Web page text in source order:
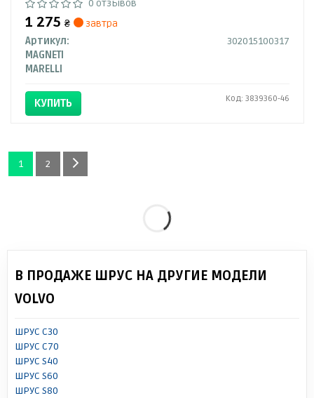
0 отзывов
1 275 ₴
завтра
Артикул:
302015100317
MAGNETI
MARELLI
КУПИТЬ Код: 3839360-46
1 2
В ПРОДАЖЕ ШРУС НА ДРУГИЕ МОДЕЛИ
VOLVO
ШРУС C30
ШРУС C70
ШРУС S40
ШРУС S60
ШРУС S80